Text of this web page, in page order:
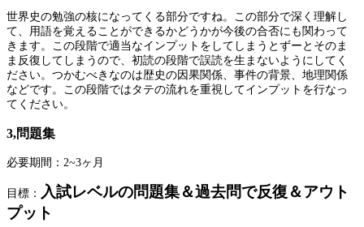
世界史の勉強の核になってくる部分ですね。この部分で深く理解し
て、用語を覚えることができるかどうかが今後の合否にも関わって
きます。この段階で適当なインプットをしてしまうとずーとそのま
ま反復してしまうので、初読の段階で誤読を生まないようにしてく
ださい。つかむべきなのは歴史の因果関係、事件の背景、地理関係
などです。この段階ではタテの流れを重視してインプットを行なっ
てください。
3,問題集
必要期間：2~3ヶ月
目標： 入試レベルの問題集＆過去問で反復＆アウト
プット